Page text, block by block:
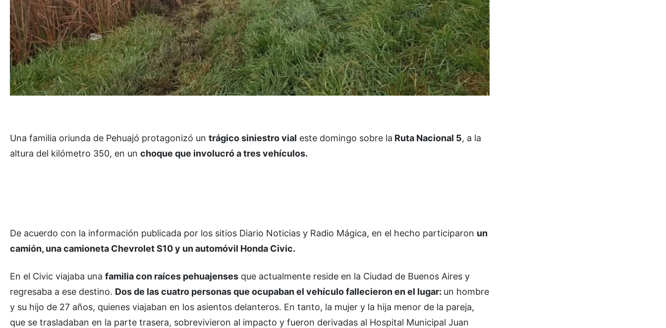
Una familia oriunda de Pehuajó protagonizó un trágico siniestro vial este domingo sobre la Ruta Nacional 5, a la
altura del kilómetro 350, en un choque que involucró a tres vehículos.
De acuerdo con la información publicada por los sitios Diario Noticias y Radio Mágica, en el hecho participaron un
camión, una camioneta Chevrolet S10 y un automóvil Honda Civic.
En el Civic viajaba una familia con raíces pehuajenses que actualmente reside en la Ciudad de Buenos Aires y
regresaba a ese destino. Dos de las cuatro personas que ocupaban el vehículo fallecieron en el lugar: un hombre
y su hijo de 27 años, quienes viajaban en los asientos delanteros. En tanto, la mujer y la hija menor de la pareja,
que se trasladaban en la parte trasera, sobrevivieron al impacto y fueron derivadas al Hospital Municipal Juan